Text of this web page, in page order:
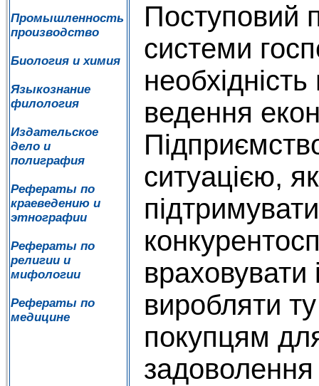
Промышленность
производство
Биология и химия
Языкознание
филология
Издательское
дело и
полиграфия
Рефераты по
краеведению и
этнографии
Рефераты по
религии и
мифологии
Рефераты по
медицине
Поступовий
системи
ведення
ситуацією,
враховувати
виробляти
покупцям